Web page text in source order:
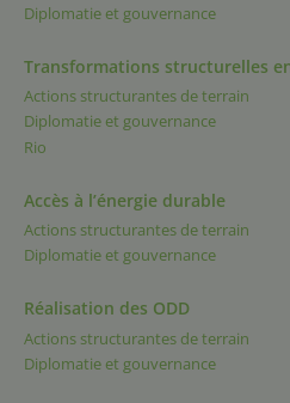
Diplomatie et gouvernance
Transformations structurelles
Actions structurantes de terrain
Diplomatie et gouvernance
Rio
Accès à l’énergie durable
Actions structurantes de terrain
Diplomatie et gouvernance
Réalisation des ODD
Actions structurantes de terrain
Diplomatie et gouvernance